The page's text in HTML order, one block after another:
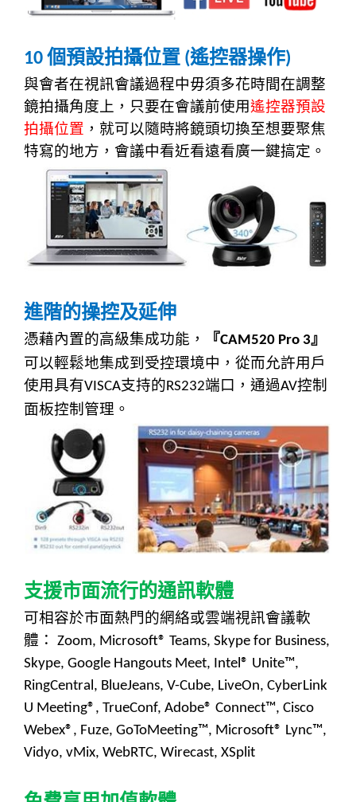
10 個預設拍攝位置 (遙控器操作)
與會者在視訊會議過程中毋須多花時間在調整
鏡拍攝角度上，只要在會議前使用遙控器預設
拍攝位置 ，就可以隨時將鏡頭切換至想要聚焦
特寫的地方，會議中看近看遠看廣一鍵搞定。
進階的操控及延伸
憑藉內置的高級集成功能， 『CAM520 Pro 3』
可以輕鬆地集成到受控環境中，從而允許用戶
使用具有VISCA支持的RS232端口，通過AV控制
面板控制管理。
支援市面流行的通訊軟體
可相容於市面熱門的網絡或雲端視訊會議軟
體：
Zoom, Microsoft® Teams, Skype for Business,
Skype, Google Hangouts Meet, Intel® Unite™,
RingCentral, BlueJeans, V-Cube, LiveOn, CyberLink
U Meeting®, TrueConf, Adobe® Connect™, Cisco
Webex®, Fuze, GoToMeeting™, Microsoft® Lync™,
Vidyo, vMix, WebRTC, Wirecast, XSplit